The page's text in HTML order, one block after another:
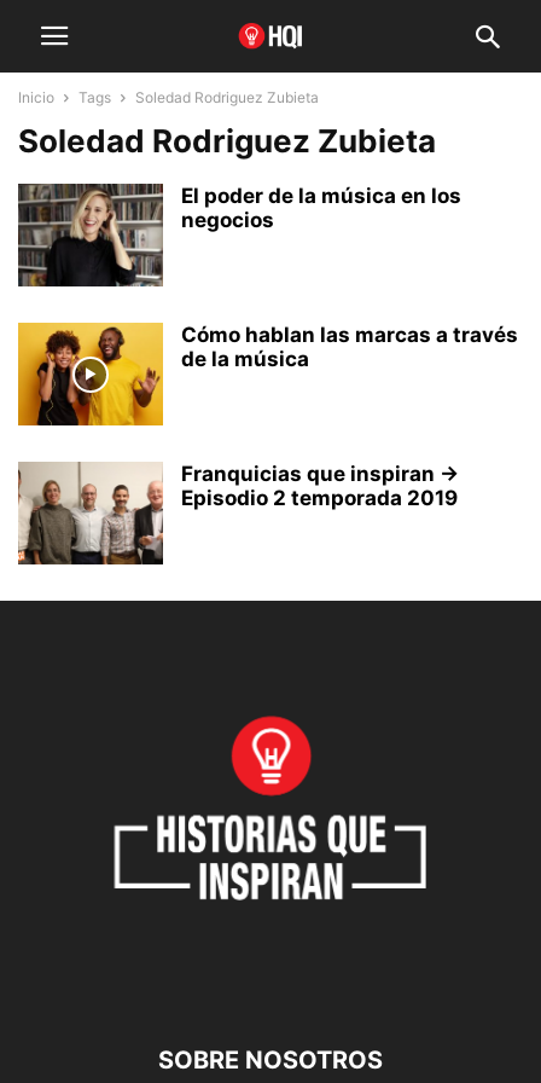
Inicio Tags Soledad Rodriguez Zubieta
Soledad Rodriguez Zubieta
El poder de la música en los
negocios
Cómo hablan las marcas a través
de la música
Franquicias que inspiran →
Episodio 2 temporada 2019
SOBRE NOSOTROS